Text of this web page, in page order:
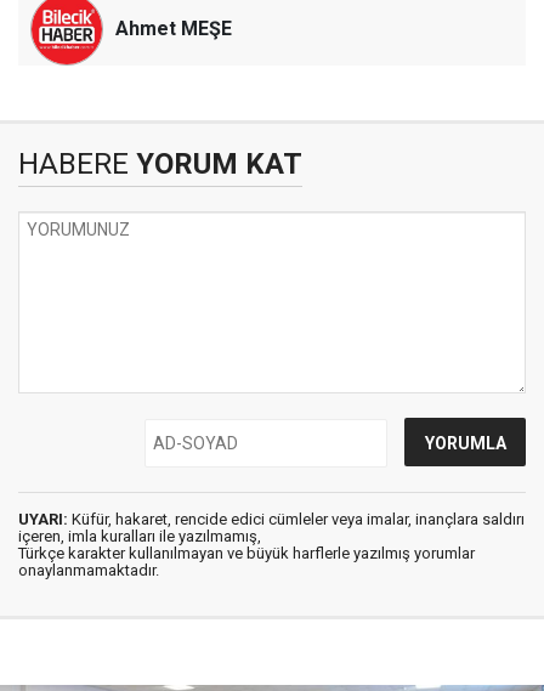
Ahmet MEŞE
HABERE YORUM KAT
UYARI: Küfür, hakaret, rencide edici cümleler veya imalar, inançlara saldırı
içeren, imla kuralları ile yazılmamış,
Türkçe karakter kullanılmayan ve büyük harflerle yazılmış yorumlar
onaylanmamaktadır.